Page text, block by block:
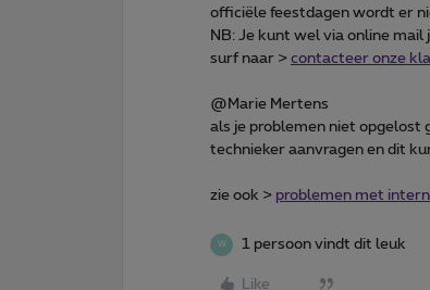
officiële feestdagen wordt er
NB: Je kunt wel via online
surf naar > contacteer onze
@Marie Mertens
als je problemen niet opgelost
technieker aanvragen en dit
zie ook > problemen met
W 1 persoon vindt dit leuk
Like